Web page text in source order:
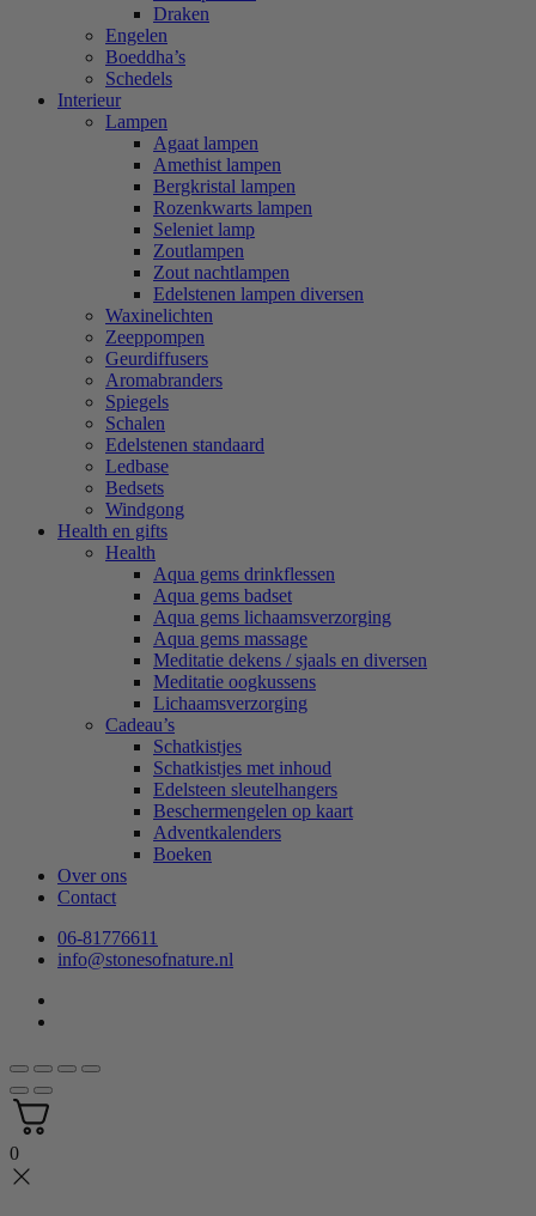
Draken
Engelen
Boeddha’s
Schedels
Interieur
Lampen
Agaat lampen
Amethist lampen
Bergkristal lampen
Rozenkwarts lampen
Seleniet lamp
Zoutlampen
Zout nachtlampen
Edelstenen lampen diversen
Waxinelichten
Zeeppompen
Geurdiffusers
Aromabranders
Spiegels
Schalen
Edelstenen standaard
Ledbase
Bedsets
Windgong
Health en gifts
Health
Aqua gems drinkflessen
Aqua gems badset
Aqua gems lichaamsverzorging
Aqua gems massage
Meditatie dekens / sjaals en diversen
Meditatie oogkussens
Lichaamsverzorging
Cadeau’s
Schatkistjes
Schatkistjes met inhoud
Edelsteen sleutelhangers
Beschermengelen op kaart
Adventkalenders
Boeken
Over ons
Contact
06-81776611
info@stonesofnature.nl
0